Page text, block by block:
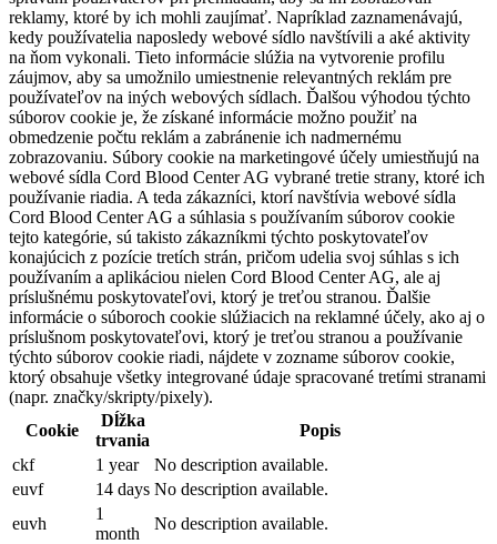
reklamy, ktoré by ich mohli zaujímať. Napríklad zaznamenávajú,
kedy používatelia naposledy webové sídlo navštívili a aké aktivity
na ňom vykonali. Tieto informácie slúžia na vytvorenie profilu
záujmov, aby sa umožnilo umiestnenie relevantných reklám pre
používateľov na iných webových sídlach. Ďalšou výhodou týchto
súborov cookie je, že získané informácie možno použiť na
obmedzenie počtu reklám a zabránenie ich nadmernému
zobrazovaniu. Súbory cookie na marketingové účely umiestňujú na
webové sídla Cord Blood Center AG vybrané tretie strany, ktoré ich
používanie riadia. A teda zákazníci, ktorí navštívia webové sídla
Cord Blood Center AG a súhlasia s používaním súborov cookie
tejto kategórie, sú takisto zákazníkmi týchto poskytovateľov
konajúcich z pozície tretích strán, pričom udelia svoj súhlas s ich
používaním a aplikáciou nielen Cord Blood Center AG, ale aj
príslušnému poskytovateľovi, ktorý je treťou stranou. Ďalšie
informácie o súboroch cookie slúžiacich na reklamné účely, ako aj o
príslušnom poskytovateľovi, ktorý je treťou stranou a používanie
týchto súborov cookie riadi, nájdete v zozname súborov cookie,
ktorý obsahuje všetky integrované údaje spracované tretími stranami
(napr. značky/skripty/pixely).
Cookie
Dĺžka
trvania
Popis
ckf
1 year
No description available.
euvf
14 days No description available.
euvh
1
month
No description available.